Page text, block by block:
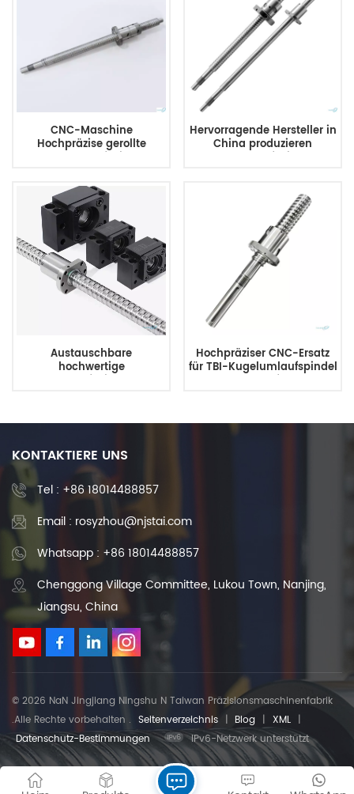
CNC-Maschine
Hochpräzise gerollte
Kugelumlaufspindel für
3D-Drucker
Hervorragende Hersteller in
China produzieren
Austauschbare
hochwertige
Kugelumlaufspindeln des
Hochpräziser CNC-Ersatz
für TBI-Kugelumlaufspindel
und Mutter für 3D-
KONTAKTIERE UNS
Tel : +86 18014488857
Email : rosyzhou@njstai.com
Whatsapp : +86 18014488857
Chenggong Village Committee, Lukou Town, Nanjing,
Jiangsu, China
© 2026 NaN Jingjiang Ningshu N Taiwan Präzisionsmaschinenfabrik
.Alle Rechte vorbehalten . Seitenverzeichnis | Blog | XML |
Datenschutz-Bestimmungen
IPv6-Netzwerk unterstützt